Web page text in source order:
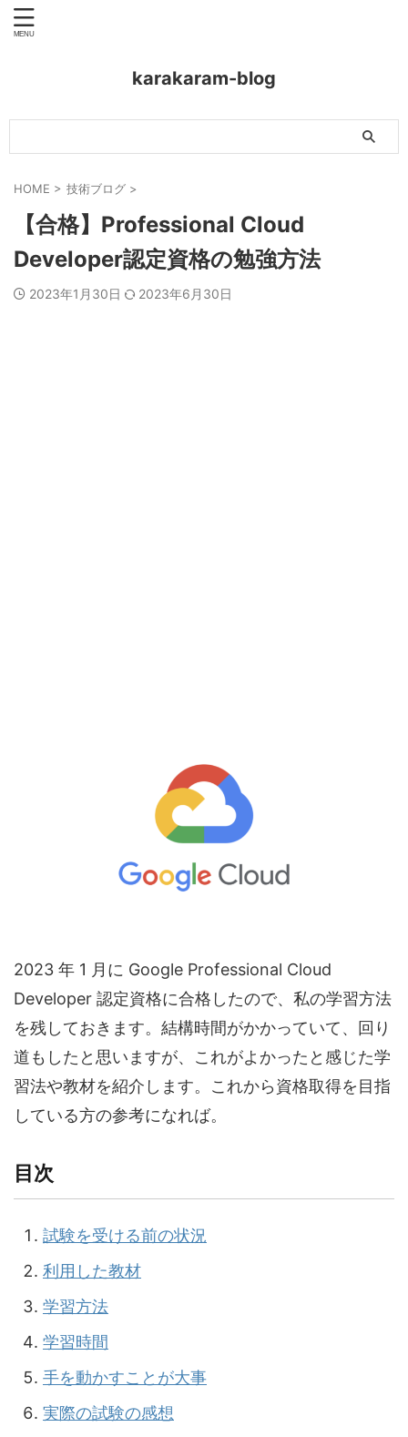
karakaram-blog
HOME > 技術ブログ >
【合格】Professional Cloud
Developer認定資格の勉強方法
2023年1月30日 2023年6月30日
2023 年 1 月に Google Professional Cloud
Developer 認定資格に合格したので、私の学習方法
を残しておきます。結構時間がかかっていて、回り
道もしたと思いますが、これがよかったと感じた学
習法や教材を紹介します。これから資格取得を目指
している方の参考になれば。
目次
試験を受ける前の状況
利用した教材
学習方法
学習時間
手を動かすことが大事
実際の試験の感想